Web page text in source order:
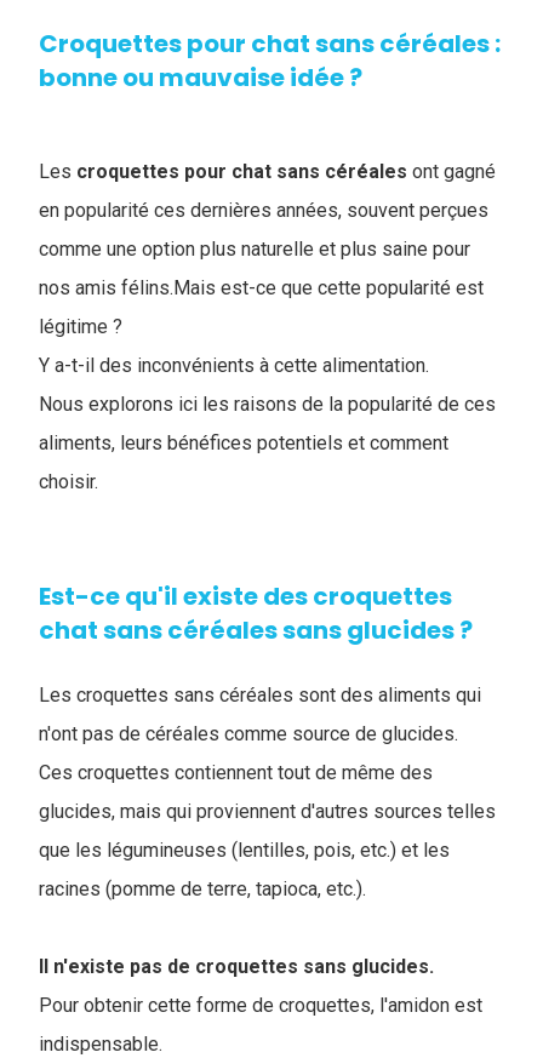
Croquettes pour chat sans céréales :
bonne ou mauvaise idée ?
Les croquettes pour chat sans céréales ont gagné
en popularité ces dernières années, souvent perçues
comme une option plus naturelle et plus saine pour
nos amis félins.Mais est-ce que cette popularité est
légitime ?
Y a-t-il des inconvénients à cette alimentation.
Nous explorons ici les raisons de la popularité de ces
aliments, leurs bénéfices potentiels et comment
choisir.
Est-ce qu'il existe des croquettes
chat sans céréales sans glucides ?
Les croquettes sans céréales sont des aliments qui
n'ont pas de céréales comme source de glucides.
Ces croquettes contiennent tout de même des
glucides, mais qui proviennent d'autres sources telles
que les légumineuses (lentilles, pois, etc.) et les
racines (pomme de terre, tapioca, etc.).
Il n'existe pas de croquettes sans glucides.
Pour obtenir cette forme de croquettes, l'amidon est
indispensable.